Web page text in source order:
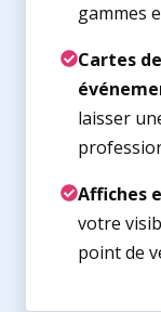
gammes
Cartes
laisser
Affiches
votre
point de